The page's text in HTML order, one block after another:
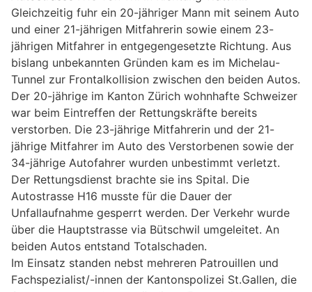
Gleichzeitig fuhr ein 20-jähriger Mann mit seinem Auto
und einer 21-jährigen Mitfahrerin sowie einem 23-
jährigen Mitfahrer in entgegengesetzte Richtung. Aus
bislang unbekannten Gründen kam es im Michelau-
Tunnel zur Frontalkollision zwischen den beiden Autos.
Der 20-jährige im Kanton Zürich wohnhafte Schweizer
war beim Eintreffen der Rettungskräfte bereits
verstorben. Die 23-jährige Mitfahrerin und der 21-
jährige Mitfahrer im Auto des Verstorbenen sowie der
34-jährige Autofahrer wurden unbestimmt verletzt.
Der Rettungsdienst brachte sie ins Spital. Die
Autostrasse H16 musste für die Dauer der
Unfallaufnahme gesperrt werden. Der Verkehr wurde
über die Hauptstrasse via Bütschwil umgeleitet. An
beiden Autos entstand Totalschaden.
Im Einsatz standen nebst mehreren Patrouillen und
Fachspezialist/-innen der Kantonspolizei St.Gallen, die